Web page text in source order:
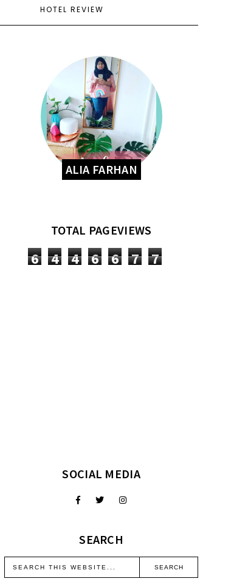
HOTEL REVIEW
ALIA FARHAN
TOTAL PAGEVIEWS
6 4 4 6 6 7 7
SOCIAL MEDIA
SEARCH